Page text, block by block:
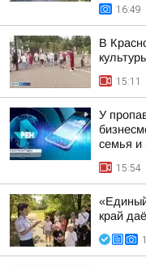
16:49
В
15:11
У
семья и
15:54
край